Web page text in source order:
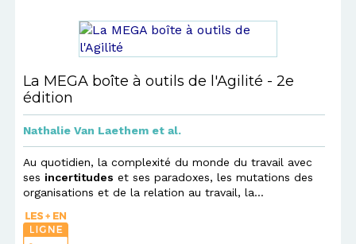
La MEGA boîte à outils de l'Agilité - 2e
édition
Nathalie Van Laethem et al.
Au quotidien, la complexité du monde du travail avec
ses incertitudes et ses paradoxes, les mutations des
organisations et de la relation au travail, la...